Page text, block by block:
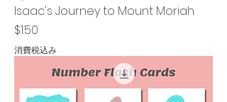
Isaac's Journey to Mount Moriah
価格
$1.50
消費税込み